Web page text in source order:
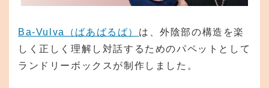
Ba-Vulva（ばあばるば） は、外陰部の構造を楽
しく正しく理解し対話するためのパペットとして
ランドリーボックスが制作しました。